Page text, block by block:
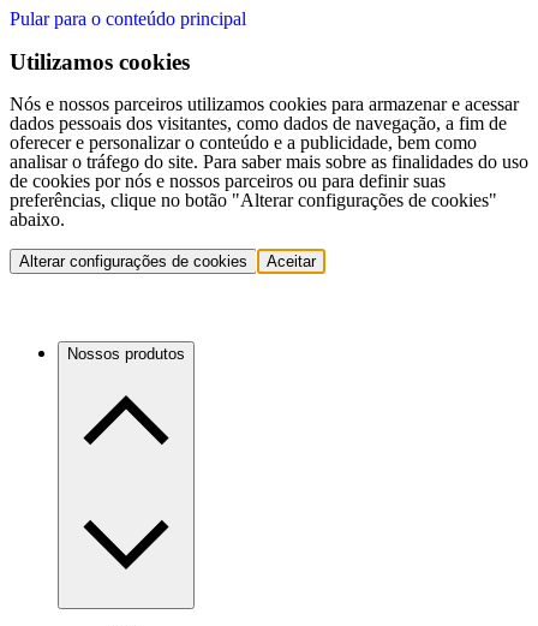
Pular para o conteúdo principal
Utilizamos cookies
Nós e nossos parceiros utilizamos cookies para armazenar e acessar
dados pessoais dos visitantes, como dados de navegação, a fim de
oferecer e personalizar o conteúdo e a publicidade, bem como
analisar o tráfego do site. Para saber mais sobre as finalidades do uso
de cookies por nós e nossos parceiros ou para definir suas
preferências, clique no botão "Alterar configurações de cookies"
abaixo.
Alterar configurações de cookies Aceitar
Nossos produtos